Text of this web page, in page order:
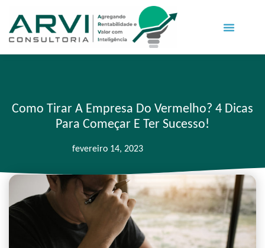
Como Tirar A Empresa Do Vermelho? 4 Dicas
Para Começar E Ter Sucesso!
fevereiro 14, 2023